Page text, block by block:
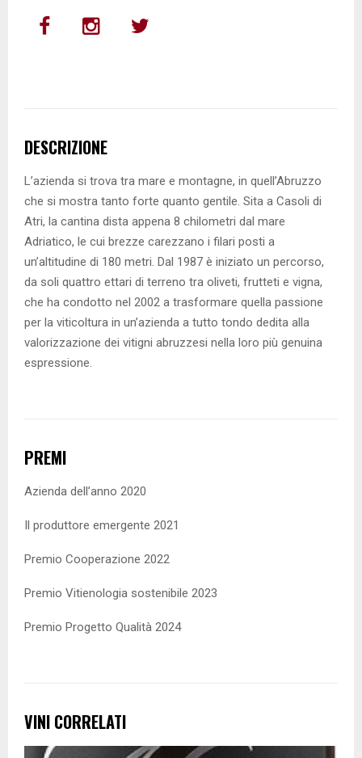
DESCRIZIONE
L’azienda si trova tra mare e montagne, in quell’Abruzzo
che si mostra tanto forte quanto gentile. Sita a Casoli di
Atri, la cantina dista appena 8 chilometri dal mare
Adriatico, le cui brezze carezzano i filari posti a
un’altitudine di 180 metri. Dal 1987 è iniziato un percorso,
da soli quattro ettari di terreno tra oliveti, frutteti e vigna,
che ha condotto nel 2002 a trasformare quella passione
per la viticoltura in un’azienda a tutto tondo dedita alla
valorizzazione dei vitigni abruzzesi nella loro più genuina
espressione.
PREMI
Azienda dell’anno 2020
Il produttore emergente 2021
Premio Cooperazione 2022
Premio Vitienologia sostenibile 2023
Premio Progetto Qualità 2024
VINI CORRELATI